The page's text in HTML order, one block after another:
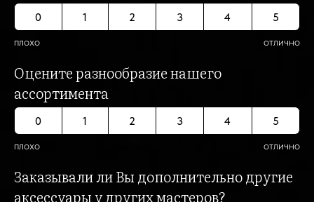
0 1 2 3 4
5
плохо
отлично
Оцените разнообразие нашего
ассортимента
0 1 2 3 4
5
плохо
отлично
Заказывали ли Вы дополнительно другие
аксессуары у других мастеров?